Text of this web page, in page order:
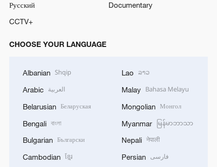
Русский
Documentary
CCTV+
CHOOSE YOUR LANGUAGE
Albanian Shqip
Arabic العربية
Belarusian Беларуская
Bengali বাংলা
Bulgarian Български
Cambodian ខ្មែរ
Lao ລາວ
Malay Bahasa Melayu
Mongolian Монгол
Myanmar မြန်မာဘာသာ
Nepali नेपाली
Persian فارسی